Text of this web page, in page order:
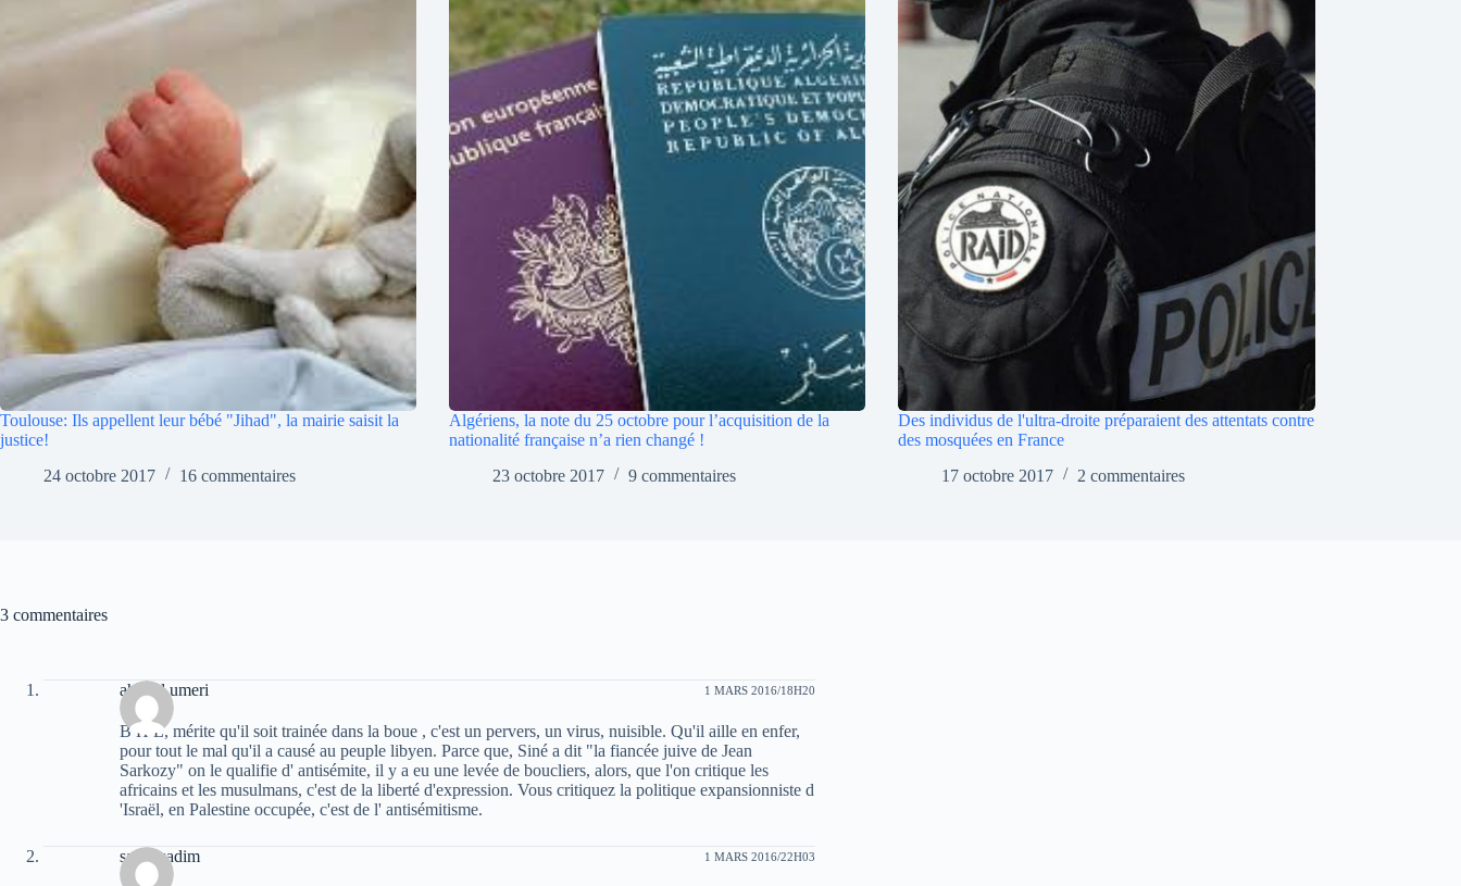
Toulouse: Ils appellent leur bébé "Jihad", la mairie saisit la
justice!
24 octobre 2017
16 commentaires
Algériens, la note du 25 octobre pour l’acquisition de la
nationalité française n’a rien changé !
23 octobre 2017
9 commentaires
Des individus de l'ultra-droite préparaient des attentats contre
des mosquées en France
17 octobre 2017
2 commentaires
3 commentaires
ahmed umeri 1 MARS 2016/18H20
B H L, mérite qu'il soit trainée dans la boue , c'est un pervers, un virus, nuisible. Qu'il aille en enfer,
pour tout le mal qu'il a causé au peuple libyen. Parce que, Siné a dit "la fiancée juive de Jean
Sarkozy" on le qualifie d' antisémite, il y a eu une levée de boucliers, alors, que l'on critique les
africains et les musulmans, c'est de la liberté d'expression. Vous critiquez la politique expansionniste d
'Israël, en Palestine occupée, c'est de l' antisémitisme.
sarah sadim 1 MARS 2016/22H03